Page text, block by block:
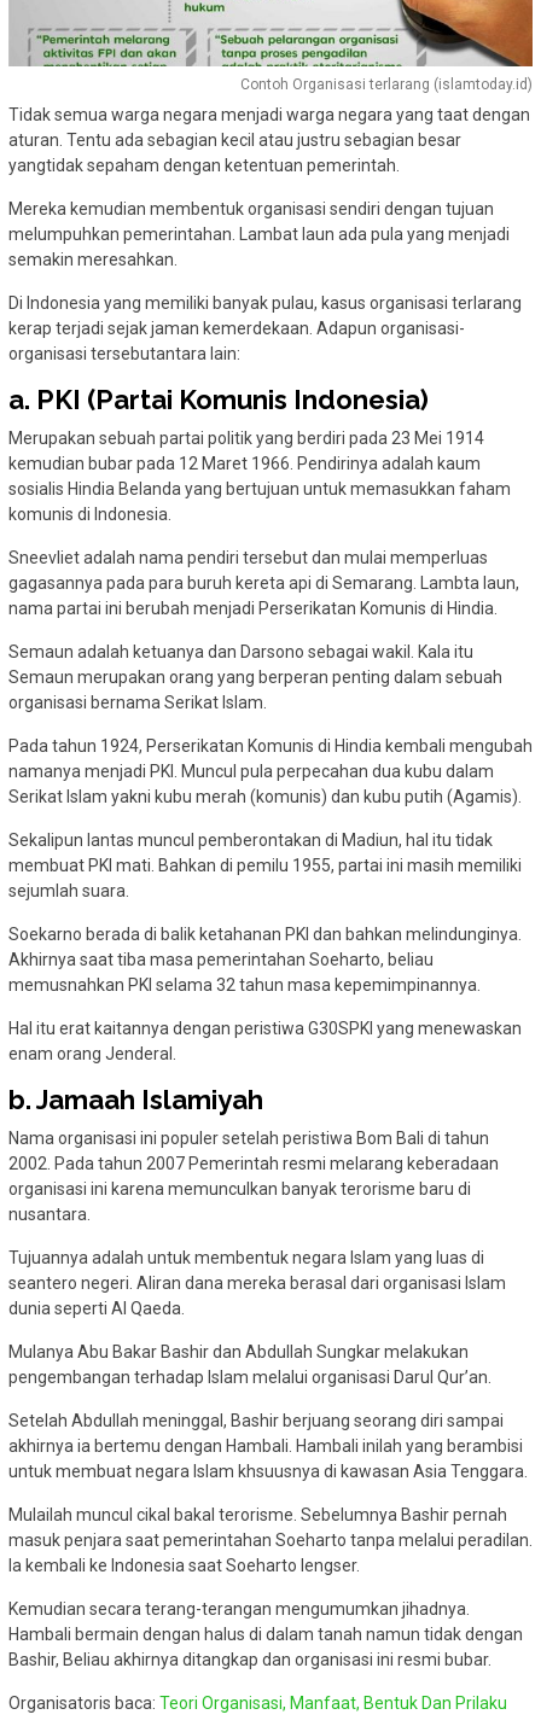
Contoh Organisasi terlarang (islamtoday.id)
Tidak semua warga negara menjadi warga negara yang taat dengan
aturan. Tentu ada sebagian kecil atau justru sebagian besar
yangtidak sepaham dengan ketentuan pemerintah.
Mereka kemudian membentuk organisasi sendiri dengan tujuan
melumpuhkan pemerintahan. Lambat laun ada pula yang menjadi
semakin meresahkan.
Di Indonesia yang memiliki banyak pulau, kasus organisasi terlarang
kerap terjadi sejak jaman kemerdekaan. Adapun organisasi-
organisasi tersebutantara lain:
a. PKI (Partai Komunis Indonesia)
Merupakan sebuah partai politik yang berdiri pada 23 Mei 1914
kemudian bubar pada 12 Maret 1966. Pendirinya adalah kaum
sosialis Hindia Belanda yang bertujuan untuk memasukkan faham
komunis di Indonesia.
Sneevliet adalah nama pendiri tersebut dan mulai memperluas
gagasannya pada para buruh kereta api di Semarang. Lambta laun,
nama partai ini berubah menjadi Perserikatan Komunis di Hindia.
Semaun adalah ketuanya dan Darsono sebagai wakil. Kala itu
Semaun merupakan orang yang berperan penting dalam sebuah
organisasi bernama Serikat Islam.
Pada tahun 1924, Perserikatan Komunis di Hindia kembali mengubah
namanya menjadi PKI. Muncul pula perpecahan dua kubu dalam
Serikat Islam yakni kubu merah (komunis) dan kubu putih (Agamis).
Sekalipun lantas muncul pemberontakan di Madiun, hal itu tidak
membuat PKI mati. Bahkan di pemilu 1955, partai ini masih memiliki
sejumlah suara.
Soekarno berada di balik ketahanan PKI dan bahkan melindunginya.
Akhirnya saat tiba masa pemerintahan Soeharto, beliau
memusnahkan PKI selama 32 tahun masa kepemimpinannya.
Hal itu erat kaitannya dengan peristiwa G30SPKI yang menewaskan
enam orang Jenderal.
b. Jamaah Islamiyah
Nama organisasi ini populer setelah peristiwa Bom Bali di tahun
2002. Pada tahun 2007 Pemerintah resmi melarang keberadaan
organisasi ini karena memunculkan banyak terorisme baru di
nusantara.
Tujuannya adalah untuk membentuk negara Islam yang luas di
seantero negeri. Aliran dana mereka berasal dari organisasi Islam
dunia seperti Al Qaeda.
Mulanya Abu Bakar Bashir dan Abdullah Sungkar melakukan
pengembangan terhadap Islam melalui organisasi Darul Qur’an.
Setelah Abdullah meninggal, Bashir berjuang seorang diri sampai
akhirnya ia bertemu dengan Hambali. Hambali inilah yang berambisi
untuk membuat negara Islam khsuusnya di kawasan Asia Tenggara.
Mulailah muncul cikal bakal terorisme. Sebelumnya Bashir pernah
masuk penjara saat pemerintahan Soeharto tanpa melalui peradilan.
Ia kembali ke Indonesia saat Soeharto lengser.
Kemudian secara terang-terangan mengumumkan jihadnya.
Hambali bermain dengan halus di dalam tanah namun tidak dengan
Bashir, Beliau akhirnya ditangkap dan organisasi ini resmi bubar.
Organisatoris baca: Teori Organisasi, Manfaat, Bentuk Dan Prilaku